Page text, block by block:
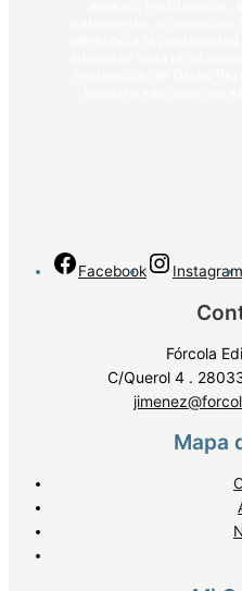
Facebook Instagram
Fórcola
C/Querol 4 .
Mapa